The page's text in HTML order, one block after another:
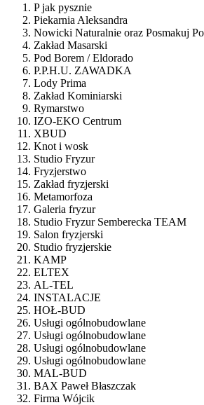
P jak pysznie
Piekarnia Aleksandra
Nowicki Naturalnie oraz Posmakuj
Zakład Masarski
Pod Borem / Eldorado
P.P.H.U. ZAWADKA
Lody Prima
Zakład Kominiarski
Rymarstwo
IZO-EKO Centrum
XBUD
Knot i wosk
Studio Fryzur
Fryzjerstwo
Zakład fryzjerski
Metamorfoza
Galeria fryzur
Studio Fryzur Semberecka TEAM
Salon fryzjerski
Studio fryzjerskie
KAMP
ELTEX
AL-TEL
INSTALACJE
HOŁ-BUD
Usługi ogólnobudowlane
Usługi ogólnobudowlane
Usługi ogólnobudowlane
Usługi ogólnobudowlane
MAL-BUD
BAX Paweł Błaszczak
Firma Wójcik